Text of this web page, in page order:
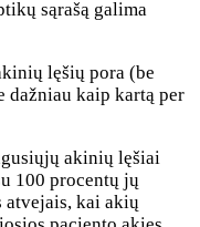
sąrašą galima
lęšių pora (be
dažniau kaip kartą per
akinių lęšiai
100 procentų jų
atvejais, kai akių